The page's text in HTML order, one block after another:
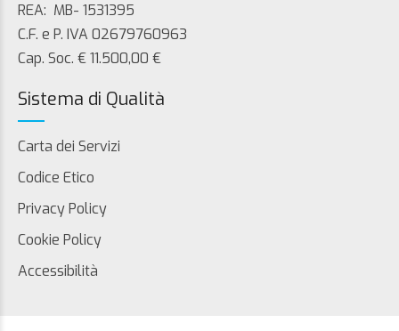
REA: MB- 1531395
C.F. e P. IVA 02679760963
Cap. Soc. € 11.500,00 €
Sistema di Qualità
Carta dei Servizi
Codice Etico
Privacy Policy
Cookie Policy
Accessibilità